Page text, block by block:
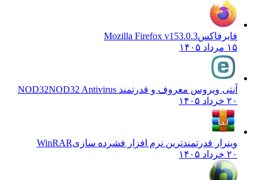
فایرفاکسMozilla Firefox v153.0.3
۱۵ مرداد ۱۴۰۵
آنتی ویروس معروف و قدرتمند NOD32 NOD32 Antivirus
۲۰ خرداد ۱۴۰۵
وینرار قدرتمندترین نرم افزار فشرده سازیWinRAR
۲۰ خرداد ۱۴۰۵